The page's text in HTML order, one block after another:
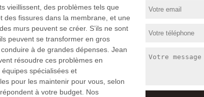
vieillissent, des problèmes tels que
des fissures dans la membrane, et une
murs peuvent se créer. S’ils ne sont
peuvent se transformer en gros
à de grandes dépenses. Jean
résoudre ces problèmes en
spécialisées et
pour les maintenir pour vous, selon
à votre budget. Nos